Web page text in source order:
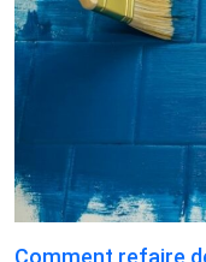
Comment refaire